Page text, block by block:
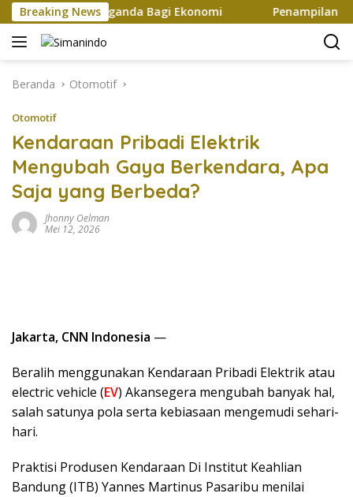
Langsung
ke
konten
Breaking News
Efek Berganda Bagi Ekonomi Penampilan dan
Beranda Otomotif
Otomotif
Kendaraan Pribadi Elektrik
Mengubah Gaya Berkendara, Apa
Saja yang Berbeda?
Jhonny Oelman
Mei 12, 2026
Jakarta, CNN Indonesia —
Beralih menggunakan Kendaraan Pribadi Elektrik atau
electric vehicle (EV) Akansegera mengubah banyak hal,
salah satunya pola serta kebiasaan mengemudi sehari-
hari.
Praktisi Produsen Kendaraan Di Institut Keahlian
Bandung (ITB) Yannes Martinus Pasaribu menilai